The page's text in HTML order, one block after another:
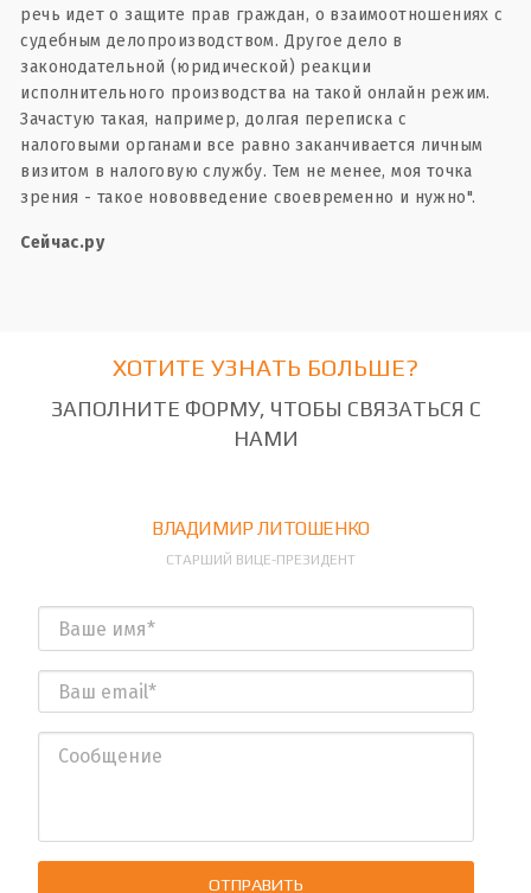
речь идет о защите прав граждан, о взаимоотношениях с
судебным делопроизводством. Другое дело в
законодательной (юридической) реакции
исполнительного производства на такой онлайн режим.
Зачастую такая, например, долгая переписка с
налоговыми органами все равно заканчивается личным
визитом в налоговую службу. Тем не менее, моя точка
зрения - такое нововведение своевременно и нужно".
Сейчас.ру
ХОТИТЕ УЗНАТЬ БОЛЬШЕ?
ЗАПОЛНИТЕ ФОРМУ, ЧТОБЫ СВЯЗАТЬСЯ С
НАМИ
ВЛАДИМИР ЛИТОШЕНКО
СТАРШИЙ ВИЦЕ-ПРЕЗИДЕНТ
ОТПРАВИТЬ